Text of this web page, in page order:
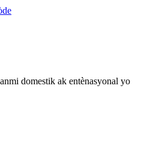
domestik ak entènasyonal yo